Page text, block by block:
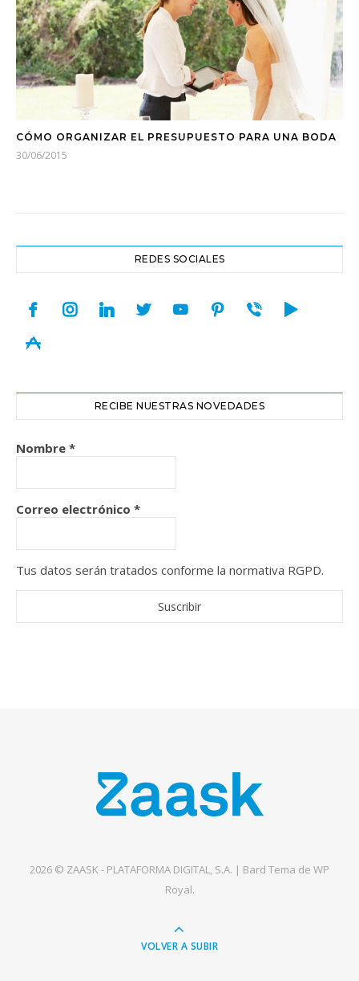
CÓMO ORGANIZAR EL PRESUPUESTO PARA UNA BODA
30/06/2015
REDES SOCIALES
facebookinstagramlinkedintwitteryoutubepinterest
viber play
appstore
RECIBE NUESTRAS NOVEDADES
Nombre *
Correo electrónico *
Tus datos serán tratados conforme la normativa RGPD.
2026 © ZAASK - PLATAFORMA DIGITAL, S.A. | Bard Tema de WP
Royal.
VOLVER A SUBIR